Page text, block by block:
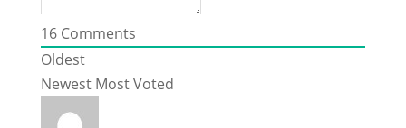
16Comments
Oldest
Newest Most Voted